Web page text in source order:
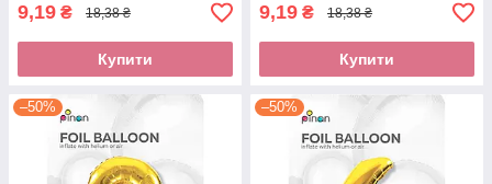
9,19 ₴ 18,38 ₴
Купити
9,19 ₴ 18,38 ₴
Купити
–50% –50%